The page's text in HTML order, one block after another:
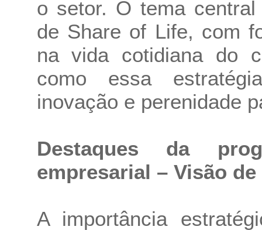
o setor. O tema
de Share of Life, com
na vida cotidiana do
como essa
inovação e perenidade
Destaques da
empresarial – Visão
A importância